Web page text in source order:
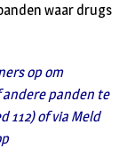
waar drugs
op om
panden te
112) of via Meld